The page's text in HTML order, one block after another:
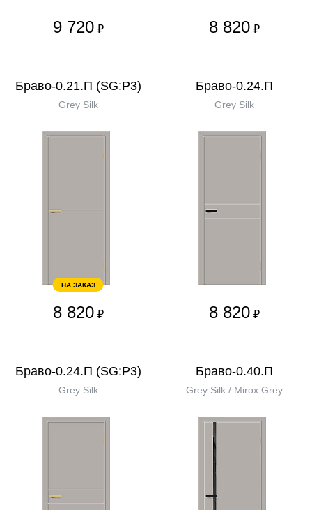
9 720 ₽ 8 820 ₽
Браво-0.21.П (SG:P3)
Grey Silk
НА ЗАКАЗ
8 820 ₽
Браво-0.24.П
Grey Silk
8 820 ₽
Браво-0.24.П (SG:P3)
Grey Silk
Браво-0.40.П
Grey Silk / Mirox Grey